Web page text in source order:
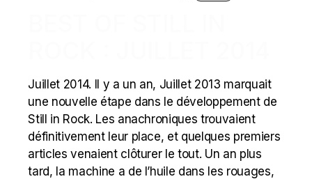
Juillet 2014. Il y a un an, Juillet 2013 marquait
une nouvelle étape dans le développement de
Still in Rock. Les anachroniques trouvaient
définitivement leur place, et quelques premiers
articles venaient clôturer le tout. Un an plus
tard, la machine a de l’huile dans les rouages,